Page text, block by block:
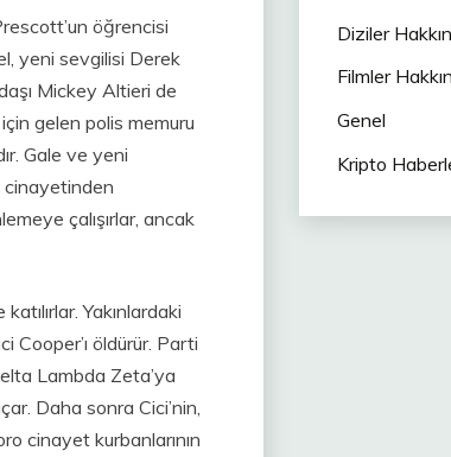
öğrencisi
yeni sevgilisi Derek
Mickey Altieri de
gelen polis memuru
Gale ve yeni
cinayetinden
çalışırlar, ancak
Yakınlardaki
öldürür. Parti
Lambda Zeta’ya
Daha sonra Cici’nin,
cinayet kurbanlarının
Diziler
Filmler
Genel
Kripto